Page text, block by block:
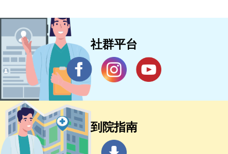
社群平台
到院指南